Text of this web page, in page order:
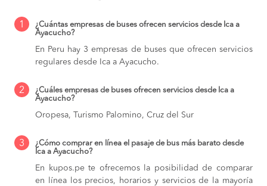
1
¿Cuántas empresas de buses ofrecen servicios desde Ica a
Ayacucho?
En Peru hay 3 empresas de buses que ofrecen servicios
regulares desde Ica a Ayacucho.
2
¿Cuáles empresas de buses ofrecen servicios desde Ica a
Ayacucho?
Oropesa, Turismo Palomino, Cruz del Sur
3
¿Cómo comprar en línea el pasaje de bus más barato desde
Ica a Ayacucho?
En kupos.pe te ofrecemos la posibilidad de comparar
en línea los precios, horarios y servicios de la mayoría